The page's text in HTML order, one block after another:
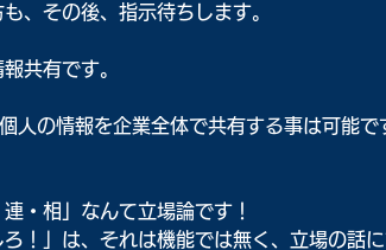
、その後、指示待ちします。
共有です。
人の情報を企業全体で共有する事は可能
・相」なんて立場論です！
ろ！」は、それは機能では無く、立場の話